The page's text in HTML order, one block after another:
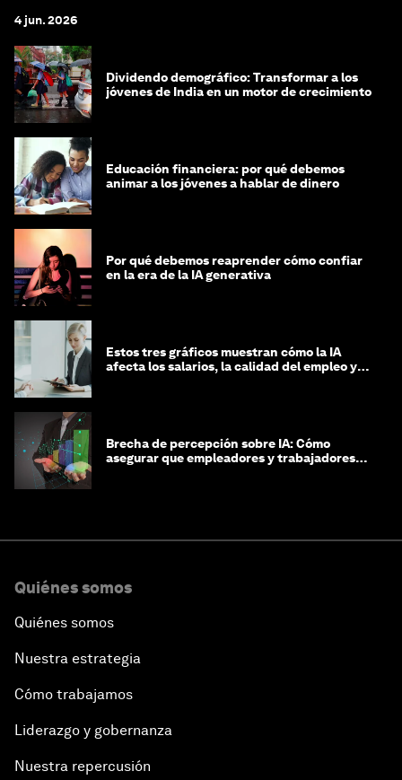
4 jun. 2026
Dividendo demográfico: Transformar a los
jóvenes de India en un motor de crecimiento
Educación financiera: por qué debemos
animar a los jóvenes a hablar de dinero
Por qué debemos reaprender cómo confiar
en la era de la IA generativa
Estos tres gráficos muestran cómo la IA
afecta los salarios, la calidad del empleo y
Brecha de percepción sobre IA: Cómo
asegurar que empleadores y trabajadores
Quiénes somos
Quiénes somos
Nuestra estrategia
Cómo trabajamos
Liderazgo y gobernanza
Nuestra repercusión